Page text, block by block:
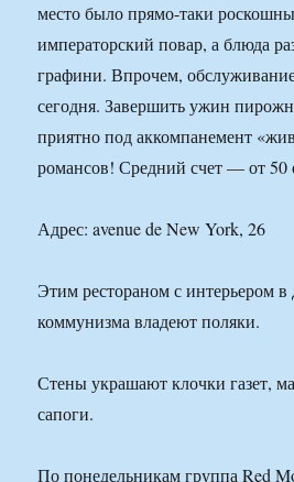
место было прямо-таки
императорский повар, а блюда
графини. Впрочем,
сегодня. Завершить ужин
приятно под аккомпанемент
романсов! Средний счет — от 50
Адрес: avenue de New York, 26
Этим рестораном с интерьером в
коммунизма владеют поляки.
Стены украшают клочки газет,
сапоги.
По понедельникам группа Red